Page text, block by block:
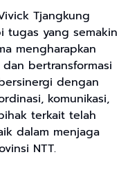
Tjangkung
tugas yang semakin
mengharapkan
bertransformasi
dengan
komunikasi,
terkait telah
dalam menjaga
NTT.